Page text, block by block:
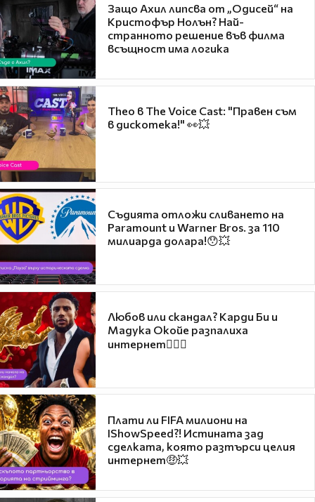
Защо Ахил липсва от „Одисей“ на
Кристофър Нолън? Най-
странното решение във филма
всъщност има логика
Theo в The Voice Cast: "Правен съм
в дискотека!" 👀💥
Съдията отложи сливането на
Paramount и Warner Bros. за 110
милиарда долара!😯💥
Любов или скандал? Карди Би и
Мадука Окойе разпалиха
интернет❤️‍🔥🔥
Плати ли FIFA милиони на
IShowSpeed?! Истината зад
сделката, която разтърси целия
интернет🤑💥